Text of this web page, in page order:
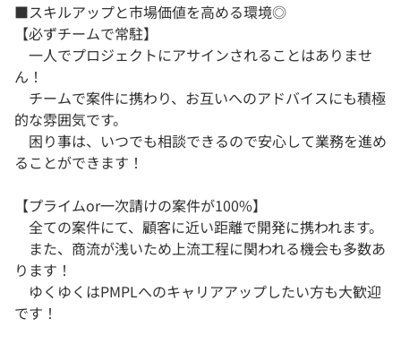
■スキルアップと市場価値を高める環境◎
【必ずチームで常駐】
一人でプロジェクトにアサインされることはありませ
ん！
チームで案件に携わり、お互いへのアドバイスにも積極
的な雰囲気です。
困り事は、いつでも相談できるので安心して業務を進め
ることができます！
【プライムor一次請けの案件が100%】
全ての案件にて、顧客に近い距離で開発に携われます。
また、商流が浅いため上流工程に関われる機会も多数あ
ります！
ゆくゆくはPMPLへのキャリアアップしたい方も大歓迎
です！